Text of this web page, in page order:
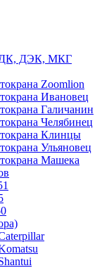
ДЭК, МКГ
Zoomlion
Ивановец
Галичанин
Челябинец
Клинцы
Ульяновец
Машека